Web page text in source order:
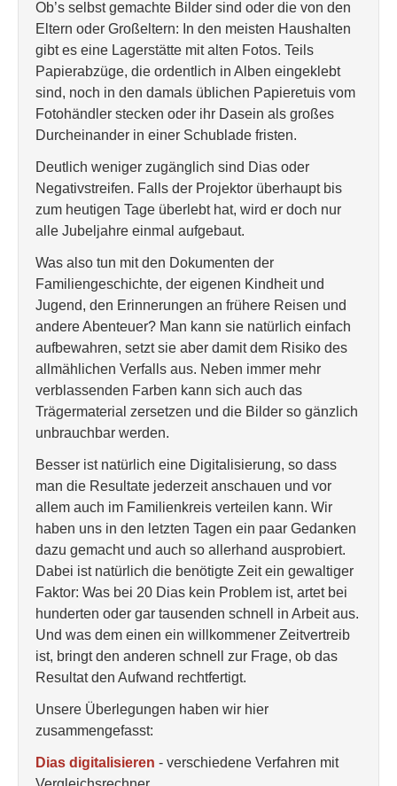
Ob’s selbst gemachte Bilder sind oder die von den
Eltern oder Großeltern: In den meisten Haushalten
gibt es eine Lagerstätte mit alten Fotos. Teils
Papierabzüge, die ordentlich in Alben eingeklebt
sind, noch in den damals üblichen Papieretuis vom
Fotohändler stecken oder ihr Dasein als großes
Durcheinander in einer Schublade fristen.
Deutlich weniger zugänglich sind Dias oder
Negativstreifen. Falls der Projektor überhaupt bis
zum heutigen Tage überlebt hat, wird er doch nur
alle Jubeljahre einmal aufgebaut.
Was also tun mit den Dokumenten der
Familiengeschichte, der eigenen Kindheit und
Jugend, den Erinnerungen an frühere Reisen und
andere Abenteuer? Man kann sie natürlich einfach
aufbewahren, setzt sie aber damit dem Risiko des
allmählichen Verfalls aus. Neben immer mehr
verblassenden Farben kann sich auch das
Trägermaterial zersetzen und die Bilder so gänzlich
unbrauchbar werden.
Besser ist natürlich eine Digitalisierung, so dass
man die Resultate jederzeit anschauen und vor
allem auch im Familienkreis verteilen kann. Wir
haben uns in den letzten Tagen ein paar Gedanken
dazu gemacht und auch so allerhand ausprobiert.
Dabei ist natürlich die benötigte Zeit ein gewaltiger
Faktor: Was bei 20 Dias kein Problem ist, artet bei
hunderten oder gar tausenden schnell in Arbeit aus.
Und was dem einen ein willkommener Zeitvertreib
ist, bringt den anderen schnell zur Frage, ob das
Resultat den Aufwand rechtfertigt.
Unsere Überlegungen haben wir hier
zusammengefasst:
Dias digitalisieren - verschiedene Verfahren mit